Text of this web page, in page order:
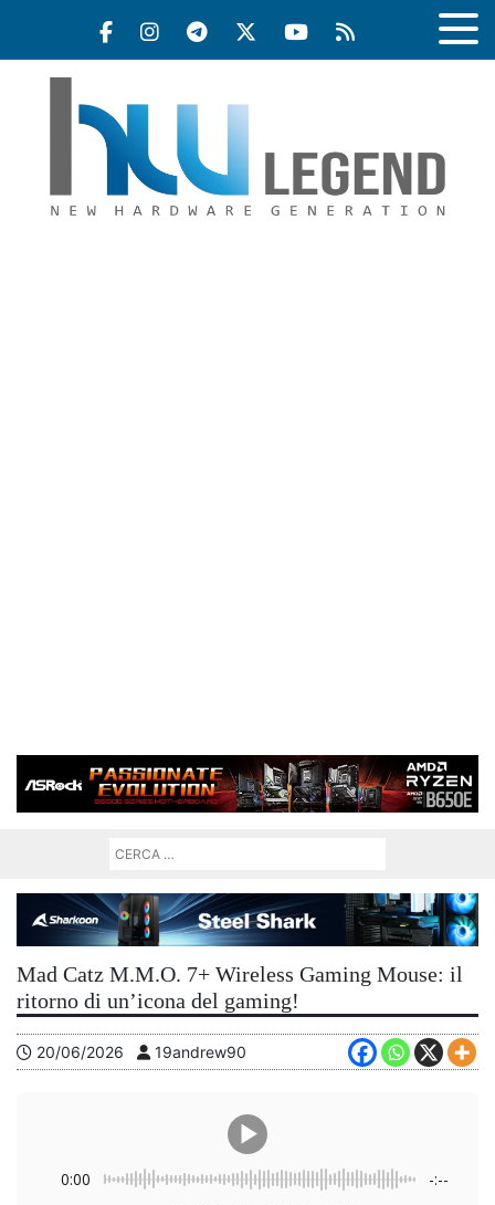
Mad Catz M.M.O. 7+ Wireless Gaming Mouse: il
ritorno di un’icona del gaming!
20/06/2026 19andrew90
0:00 -:--